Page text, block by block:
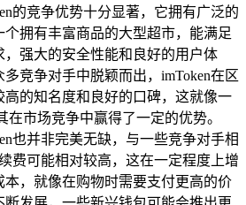
的竞争优势十分显著，它拥有广泛的
个拥有丰富商品的大型超市，能满足
，强大的安全性能和良好的用户体
竞争对手中脱颖而出，imToken在区
高的知名度和良好的口碑，这就像一
在市场竞争中赢得了一定的优势。
也并非完美无缺，与一些竞争对手相
费可能相对较高，这在一定程度上增
本，就像在购物时需要支付更高的价